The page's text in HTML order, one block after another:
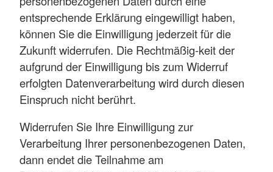
entsprechende Erklärung eingewilligt haben,
können Sie die Einwilligung jederzeit für die
Zukunft widerrufen. Die Rechtmäßig-keit der
aufgrund der Einwilligung bis zum Widerruf
erfolgten Datenverarbeitung wird durch diesen
Einspruch nicht berührt.
Widerrufen Sie Ihre Einwilligung zur
Verarbeitung Ihrer personenbezogenen Daten,
dann endet die Teilnahme am